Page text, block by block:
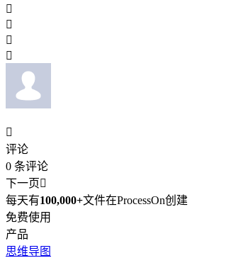





评论
0 条评论
下一页
每天有100,000+文件在ProcessOn创建
免费使用
产品
思维导图